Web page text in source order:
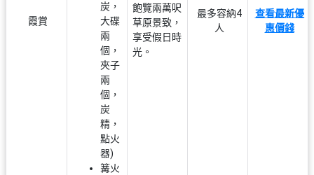
霞賞
炭，
大碟
兩
個，
夾子
兩
個，
炭
精，
點火
器)
篝火
飽覽兩萬呎
草原景致，
享受假日時
光。
最多容納4
人
查看最新優
惠價錢